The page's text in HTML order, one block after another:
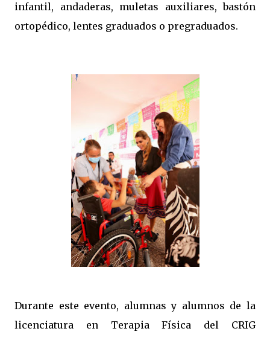
infantil, andaderas, muletas auxiliares, bastón
ortopédico, lentes graduados o pregraduados.
Durante este evento, alumnas y alumnos de la
licenciatura en Terapia Física del CRIG